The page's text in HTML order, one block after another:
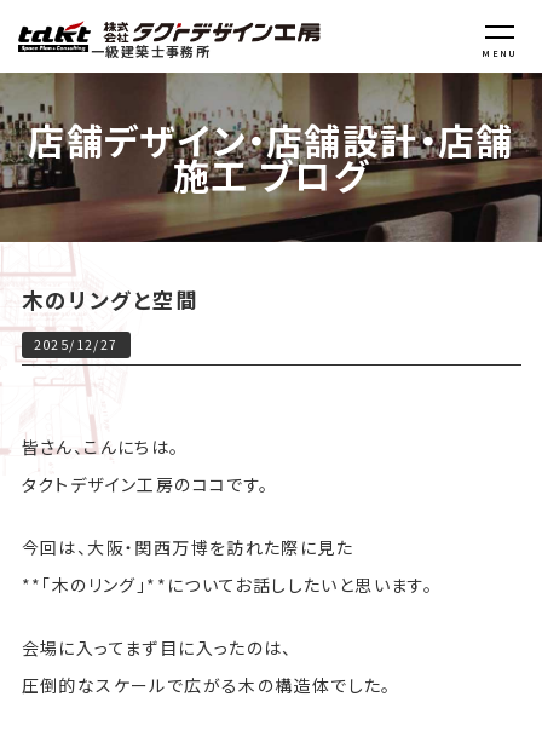
一級建築士事務所 MENU
店舗デザイン・店舗設計・店舗
施工 ブログ
木のリングと空間
2025/12/27
皆さん、こんにちは。
タクトデザイン工房のココです。
今回は、大阪・関西万博を訪れた際に見た
**「木のリング」**についてお話ししたいと思います。
会場に入ってまず目に入ったのは、
圧倒的なスケールで広がる木の構造体でした。